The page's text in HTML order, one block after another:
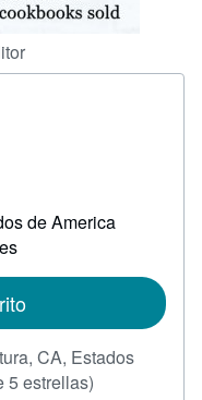
de America
CA, Estados
5 estrellas)